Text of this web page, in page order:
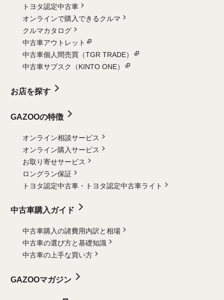
トヨタ認定中古車
オンラインで購入できるクルマ
クルマカタログ
中古車アウトレット
中古車個人間売買（TGR TRADE）
中古車サブスク（KINTO ONE）
お店を探す
GAZOOの特徴
オンライン相談サービス
オンライン購入サービス
お取り寄せサービス
ロングラン保証
トヨタ認定中古車・
トヨタ認定中古車ライト
中古車購入ガイド
中古車購入の諸費用内訳と相場
中古車の選び方と基礎知識
中古車の上手な買い方
GAZOOマガジン